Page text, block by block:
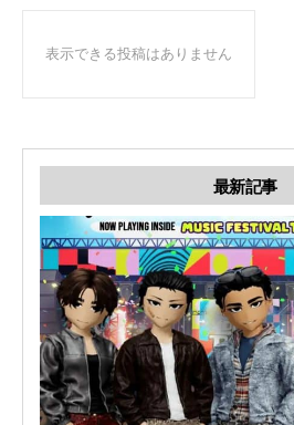
表示できる投稿はありません
最新記事